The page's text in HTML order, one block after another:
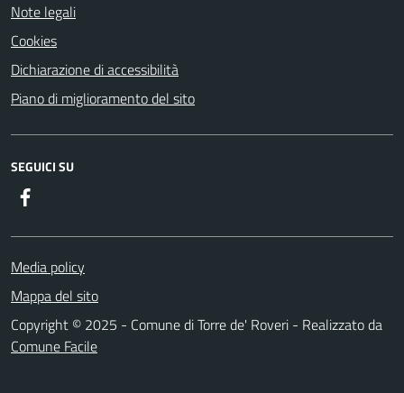
Note legali
Cookies
Dichiarazione di accessibilità
Piano di miglioramento del sito
SEGUICI SU
Media policy
Mappa del sito
Copyright © 2025 - Comune di Torre de' Roveri - Realizzato da
Comune Facile